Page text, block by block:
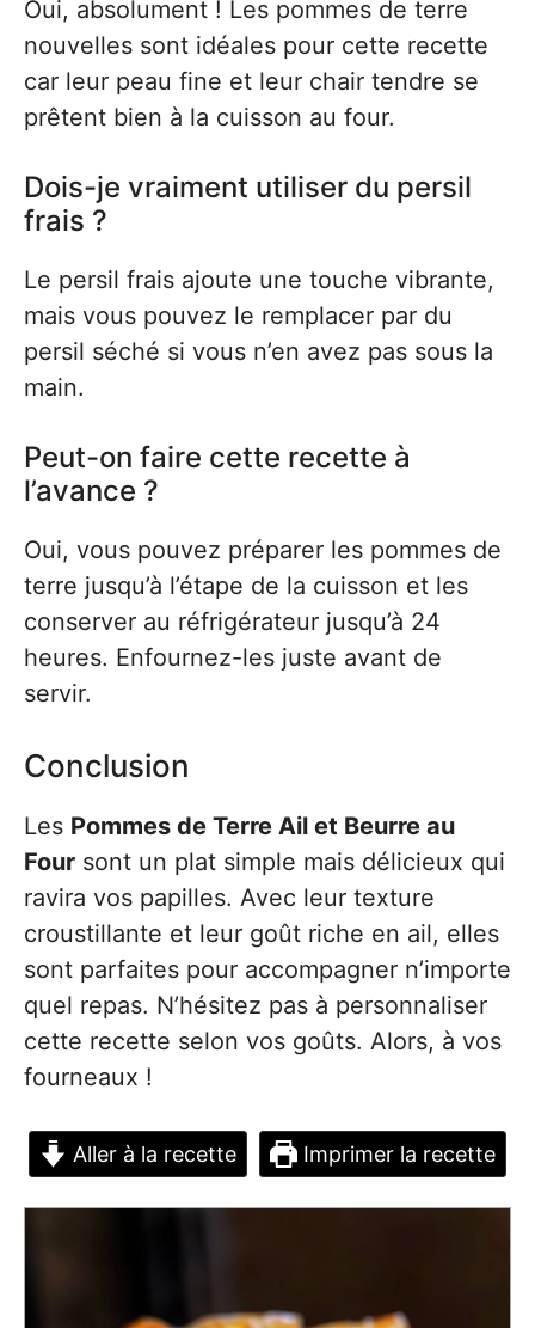
Oui, absolument ! Les pommes de terre
nouvelles sont idéales pour cette recette
car leur peau fine et leur chair tendre se
prêtent bien à la cuisson au four.
Dois-je vraiment utiliser du persil
frais ?
Le persil frais ajoute une touche vibrante,
mais vous pouvez le remplacer par du
persil séché si vous n’en avez pas sous la
main.
Peut-on faire cette recette à
l’avance ?
Oui, vous pouvez préparer les pommes de
terre jusqu’à l’étape de la cuisson et les
conserver au réfrigérateur jusqu’à 24
heures. Enfournez-les juste avant de
servir.
Conclusion
Les Pommes de Terre Ail et Beurre au
Four sont un plat simple mais délicieux qui
ravira vos papilles. Avec leur texture
croustillante et leur goût riche en ail, elles
sont parfaites pour accompagner n’importe
quel repas. N’hésitez pas à personnaliser
cette recette selon vos goûts. Alors, à vos
fourneaux !
Aller à la recette Imprimer la recette